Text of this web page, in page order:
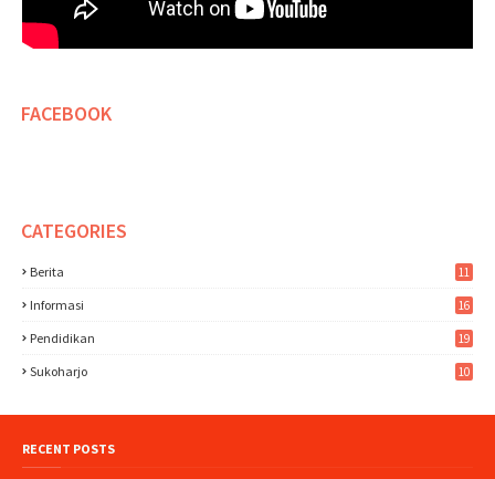
FACEBOOK
CATEGORIES
Berita 11
Informasi 16
Pendidikan 19
Sukoharjo 10
RECENT POSTS